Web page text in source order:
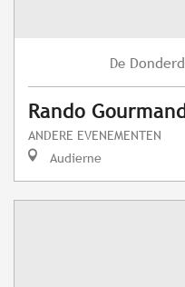
De
Rando
ANDERE EVENEMENTEN
Audierne